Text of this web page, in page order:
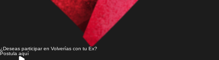
¿Deseas participar en Volverías con tu Ex?
Postula aquí